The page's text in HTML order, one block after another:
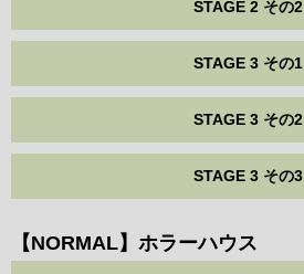
STAGE 2 その2
STAGE 3 その1
STAGE 3 その2
STAGE 3 その3
【NORMAL】ホラーハウス